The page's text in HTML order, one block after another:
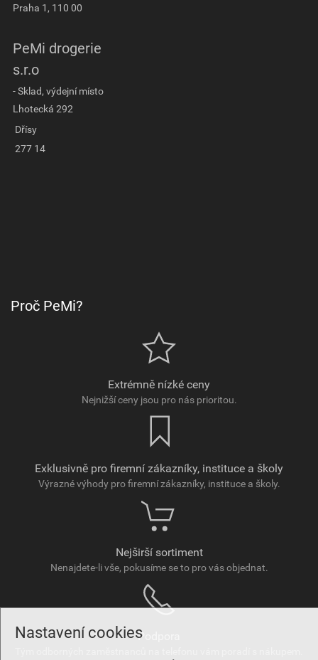
Nastavení cookies
Praha 1, 110 00
PeMi drogerie
s.r.o
- Sklad, výdejní místo
Lhotecká 292
Dřísy
277 14
Proč PeMi?
Extrémně nízké ceny
Nejnižší ceny jsou pro nás prioritou.
Exklusivně pro firemní zákazníky, instituce a školy
Výrazné výhody pro firemní zákazníky, instituce a školy.
Nejširší sortiment
Nenajdete-li vše, pokusíme se to pro vás objednat.
Podpora